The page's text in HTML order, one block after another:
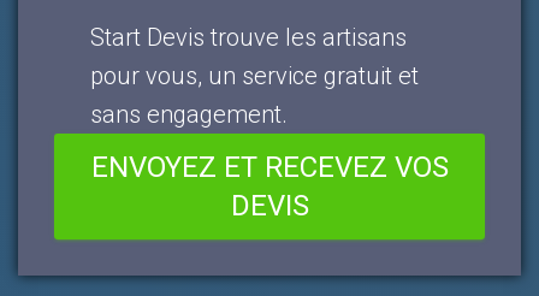
Start Devis trouve les artisans
pour vous, un service gratuit et
sans engagement.